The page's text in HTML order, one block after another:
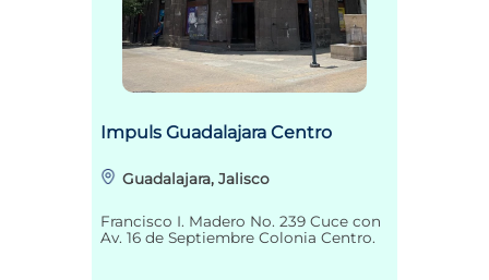
Impuls Guadalajara Centro
Guadalajara, Jalisco
Francisco I. Madero No. 239 Cuce con
Av. 16 de Septiembre Colonia Centro.